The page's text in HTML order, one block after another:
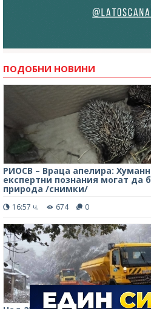
ПОДОБНИ НОВИНИ
РИОСВ – Враца апелира:
експертни познания могат да
природа /снимки/
16:57 ч. 674 0